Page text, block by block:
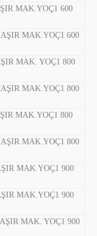
MAK.YOÇ1 600
MAK.YOÇ1 600
MAK. YOÇ1 800
MAK.YOÇ1 800
MAK.YOÇ1 800
MAK.YOÇ1 800
MAK.YOÇ1 900
MAK.YOÇ1 900
MAK. YOÇ1 900